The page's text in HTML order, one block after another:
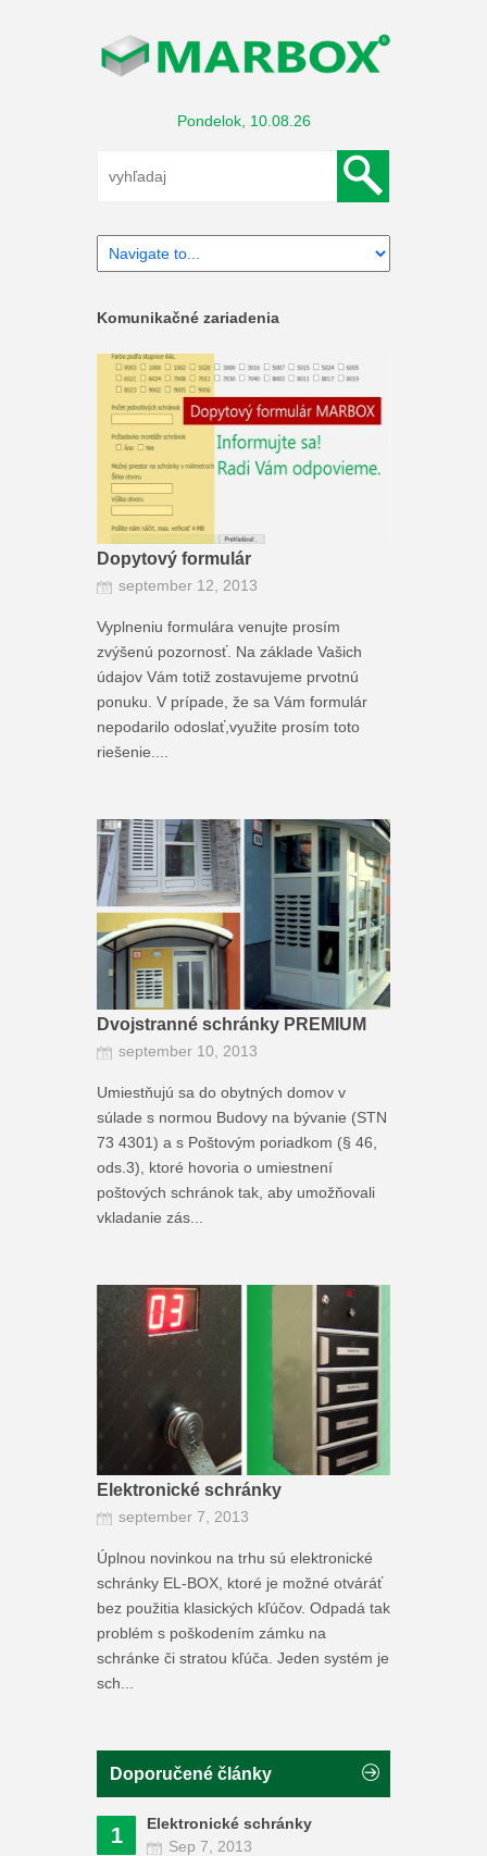
Pondelok, 10.08.26
Komunikačné zariadenia
Dopytový formulár
september 12, 2013
Vyplneniu formulára venujte prosím
zvýšenú pozornosť. Na základe Vašich
údajov Vám totiž zostavujeme prvotnú
ponuku. V prípade, že sa Vám formulár
nepodarilo odoslať,využite prosím toto
riešenie....
Dvojstranné schránky PREMIUM
september 10, 2013
Umiestňujú sa do obytných domov v
súlade s normou Budovy na bývanie (STN
73 4301) a s Poštovým poriadkom (§ 46,
ods.3), ktoré hovoria o umiestnení
poštových schránok tak, aby umožňovali
vkladanie zás...
Elektronické schránky
september 7, 2013
Úplnou novinkou na trhu sú elektronické
schránky EL-BOX, ktoré je možné otváráť
bez použitia klasických kľúčov. Odpadá tak
problém s poškodením zámku na
schránke či stratou kľúča. Jeden systém je
sch...
Doporučené články
1
Elektronické schránky
Sep 7, 2013